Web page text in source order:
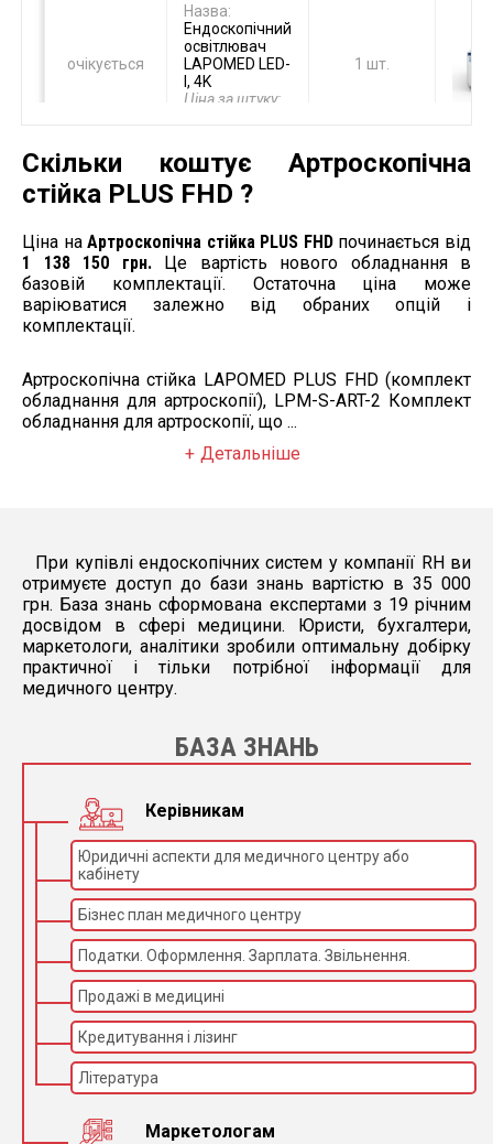
очікується
Назва:
Ендоскопічний
освітлювач
LAPOMED LED-
I, 4K
Ціна за штуку:
1 шт.
очікується
Шейверна
система
LAPOMED
Ціна за штуку:
351 699 грн.
очікується
Назва:
Помпа
для іригації
Назва:
Ендоскопічна
стійка
приладова
Скільки коштує Артроскопічна
стійка PLUS FHD ?
Ціна наАртроскопічна стійка PLUS FHDпочинається від
1 138 150 грн.Це вартість нового обладнання в
базовій комплектації. Остаточна ціна може
варіюватися залежно від обраних опцій і
комплектації.
Артроскопічна стійка LAPOMED PLUS FHD (комплект
обладнання для артроскопії), LPM-S-ART-2 Комплект
обладнання для артроскопії, що ...
Детальніше
При купівлі ендоскопічних систем у компанії RH ви
отримуєте доступ до бази знань вартістю в 35 000
грн. База знань сформована експертами з 19 річним
досвідом в сфері медицини. Юристи, бухгалтери,
маркетологи, аналітики зробили оптимальну добірку
практичної і тільки потрібної інформації для
медичного центру.
БАЗА ЗНАНЬ
Керівникам
Юридичні аспекти для медичного центру або
кабінету
Бізнес план медичного центру
Податки. Оформлення. Зарплата. Звільнення.
Продажі в медицині
Кредитування і лізинг
Література
Маркетологам